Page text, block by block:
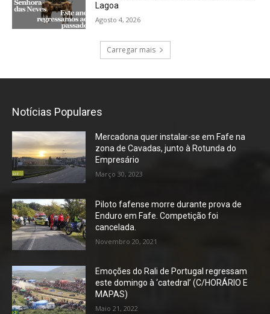
Lagoa
Agosto 4, 2026
Carregar mais
Notícias Populares
Mercadona quer instalar-se em Fafe na
zona de Cavadas, junto à Rotunda do
Empresário
Março 30, 2023
Piloto fafense morre durante prova de
Enduro em Fafe. Competição foi
cancelada.
Novembro 20, 2021
Emoções do Rali de Portugal regressam
este domingo à ‘catedral’ (C/HORÁRIO E
MAPAS)
Maio 21, 2022